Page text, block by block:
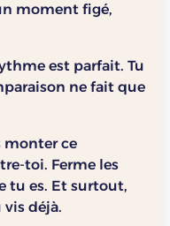
moment figé,
est parfait. Tu
ne fait que
monter ce
toi. Ferme les
tu es. Et surtout,
déjà.